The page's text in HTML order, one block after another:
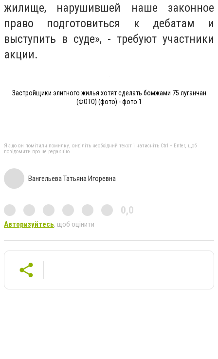
жилище, нарушившей наше законное
право подготовиться к дебатам и
выступить в суде», - требуют участники
акции.
Застройщики элитного жилья хотят сделать бомжами 75 луганчан
(ФОТО) (фото) - фото 1
Якщо ви помітили помилку, виділіть необхідний текст і натисніть Ctrl + Enter, щоб
повідомити про це редакцію
Вангельева Татьяна Игоревна
0,0
Авторизуйтесь, щоб оцінити